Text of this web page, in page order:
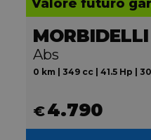
Valore futuro
Abs
0 km | 349 cc | 41.5 Hp |
€4.790